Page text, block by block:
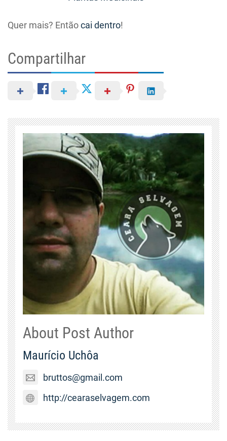
Quer mais? Entãocai dentro!
Compartilhar
About Post Author
Maurício Uchôa
bruttos@gmail.com
http://cearaselvagem.com